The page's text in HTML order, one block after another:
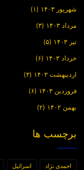
شهریور ۱۴۰۳ (۱)
مرداد ۱۴۰۳ (۳)
تیر ۱۴۰۳ (۵)
خرداد ۱۴۰۳ (۶)
اردیبهشت ۱۴۰۳ (۳)
فروردین ۱۴۰۳ (۶)
بهمن ۱۴۰۲ (۲)
برچسب ها
احمدی نژاد اسرائیل